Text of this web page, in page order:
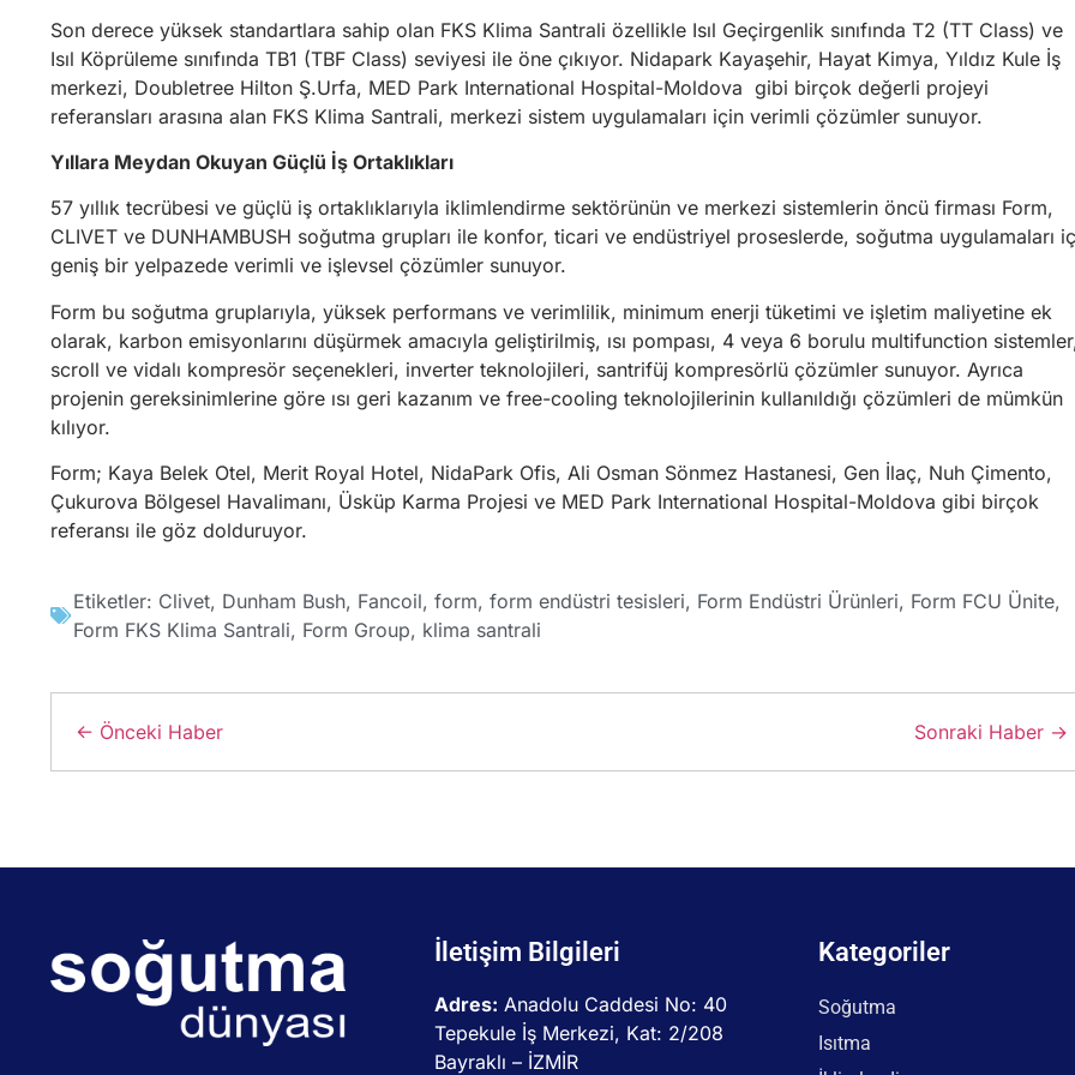
Son derece yüksek standartlara sahip olan FKS Klima Santrali özellikle Isıl Geçirgenlik sınıfında T2 (TT Class) ve
Isıl Köprüleme sınıfında TB1 (TBF Class) seviyesi ile öne çıkıyor. Nidapark Kayaşehir, Hayat Kimya, Yıldız Kule İş
merkezi, Doubletree Hilton Ş.Urfa, MED Park International Hospital-Moldova gibi birçok değerli projeyi
referansları arasına alan FKS Klima Santrali, merkezi sistem uygulamaları için verimli çözümler sunuyor.
Yıllara Meydan Okuyan Güçlü İş Ortaklıkları
57 yıllık tecrübesi ve güçlü iş ortaklıklarıyla iklimlendirme sektörünün ve merkezi sistemlerin öncü firması Form,
CLIVET ve DUNHAMBUSH soğutma grupları ile konfor, ticari ve endüstriyel proseslerde, soğutma uygulamaları
geniş bir yelpazede verimli ve işlevsel çözümler sunuyor.
Form bu soğutma gruplarıyla, yüksek performans ve verimlilik, minimum enerji tüketimi ve işletim maliyetine ek
olarak, karbon emisyonlarını düşürmek amacıyla geliştirilmiş, ısı pompası, 4 veya 6 borulu multifunction
scroll ve vidalı kompresör seçenekleri, inverter teknolojileri, santrifüj kompresörlü çözümler sunuyor. Ayrıca
projenin gereksinimlerine göre ısı geri kazanım ve free-cooling teknolojilerinin kullanıldığı çözümleri de mümkün
kılıyor.
Form; Kaya Belek Otel, Merit Royal Hotel, NidaPark Ofis, Ali Osman Sönmez Hastanesi, Gen İlaç, Nuh Çimento,
Çukurova Bölgesel Havalimanı, Üsküp Karma Projesi ve MED Park International Hospital-Moldova gibi birçok
referansı ile göz dolduruyor.
Etiketler: Clivet, Dunham Bush, Fancoil, form, form endüstri tesisleri, Form Endüstri Ürünleri, Form FCU Ünite,
Form FKS Klima Santrali, Form Group, klima santrali
← Önceki Haber Sonraki Haber →
İletişim Bilgileri
Adres: Anadolu Caddesi No: 40
Tepekule İş Merkezi, Kat: 2/208
Bayraklı – İZMİR
Kategoriler
Soğutma
Isıtma